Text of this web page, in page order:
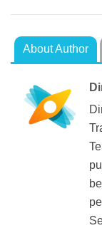
About Author